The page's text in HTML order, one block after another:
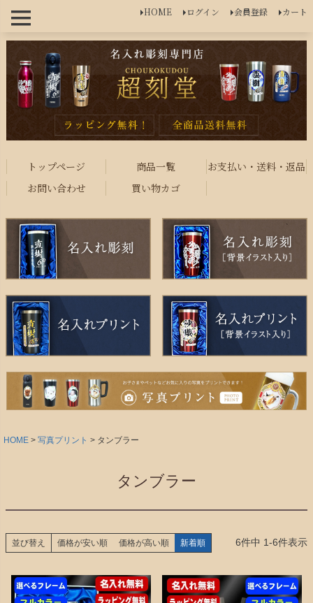
HOME ログイン 会員登録 カート
トップページ 商品一覧
お支払い・送料・返品
お問い合わせ
買い物カゴ
HOME 写真プリント タンブラー
タンブラー
並び替え 価格が安い順 価格が高い順 新着順 6件中 1-6件表示